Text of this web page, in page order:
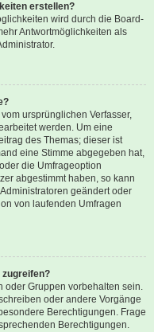
erstellen?
wird durch die Board-
Antwortmöglichkeiten als
ursprünglichen Verfasser,
werden. Um eine
des Themas; dieser ist
eine Stimme abgegeben hat,
die Umfrageoption
abgestimmt haben, so kann
geändert oder
von laufenden Umfragen
zugreifen?
oder Gruppen vorbehalten sein.
oder andere Vorgänge
Berechtigungen. Frage
Berechtigungen.